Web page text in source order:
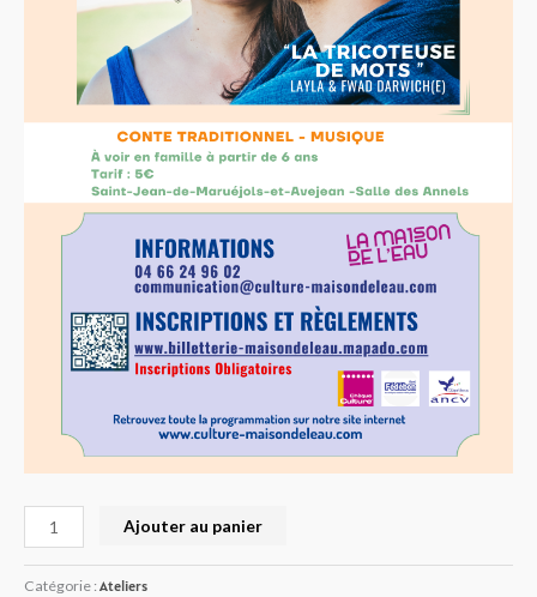
Ajouter au panier
Catégorie : Ateliers